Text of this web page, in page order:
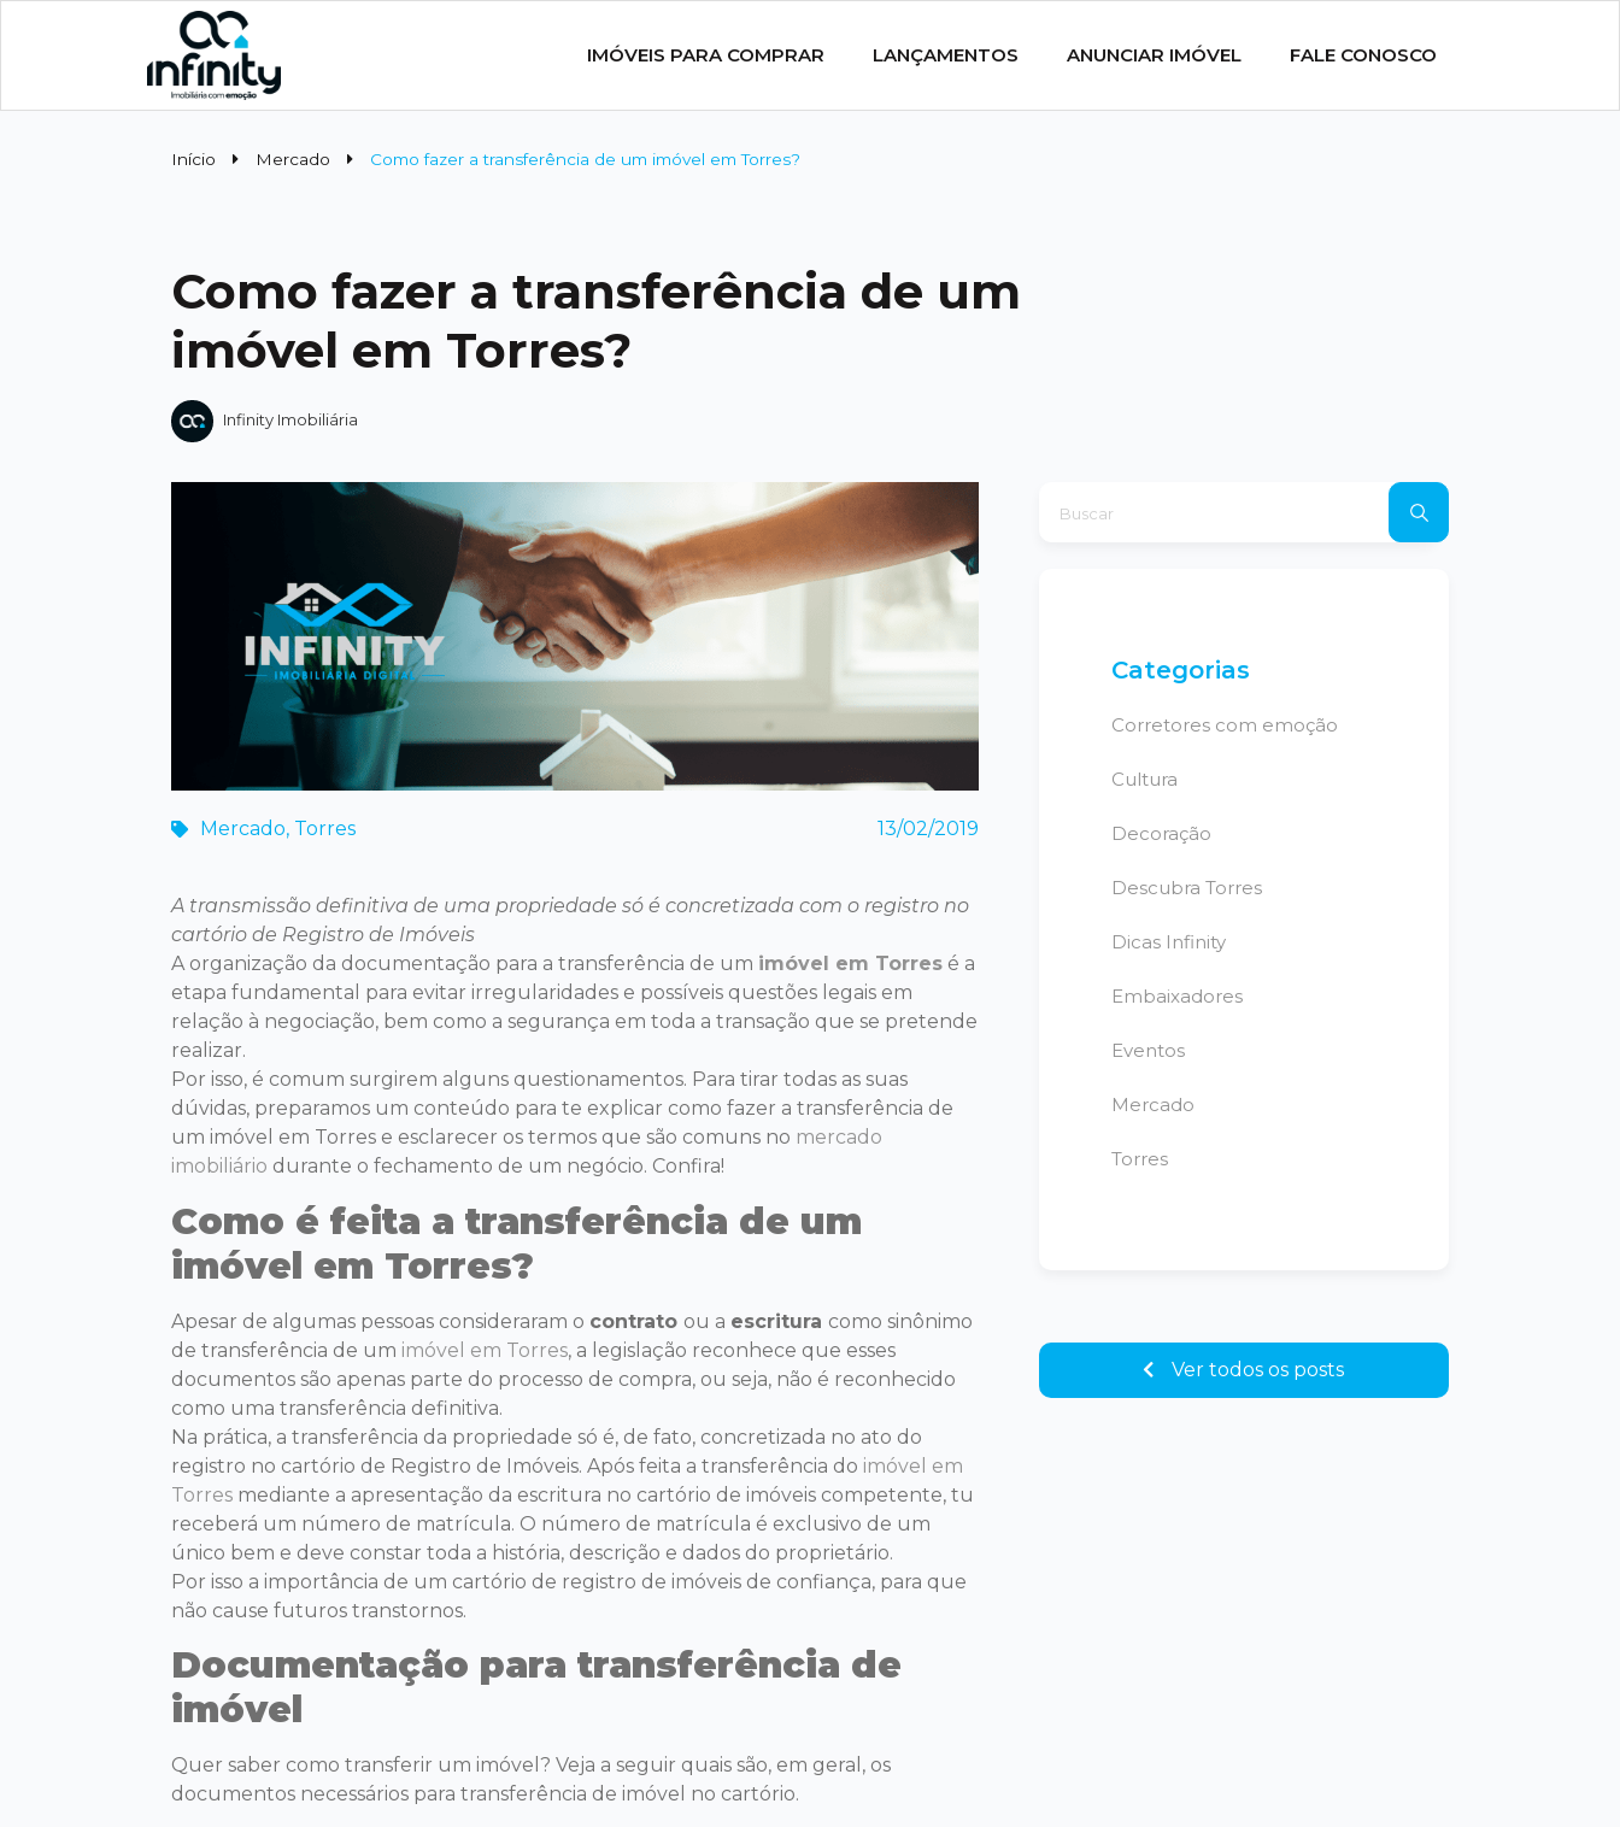
IMÓVEIS PARA COMPRAR LANÇAMENTOS ANUNCIAR IMÓVEL FALE CONOSCO
Início Mercado Como fazer a transferência de um imóvel em Torres?
Como fazer a transferência de um
imóvel em Torres?
Infinity Imobiliária
Mercado, Torres 13/02/2019
A transmissão definitiva de uma propriedade só é concretizada com o registro no
cartório de Registro de Imóveis
A organização da documentação para a transferência de um imóvel em Torres é a
etapa fundamental para evitar irregularidades e possíveis questões legais em
relação à negociação, bem como a segurança em toda a transação que se pretende
realizar.
Por isso, é comum surgirem alguns questionamentos. Para tirar todas as suas
dúvidas, preparamos um conteúdo para te explicar como fazer a transferência de
um imóvel em Torres e esclarecer os termos que são comuns no mercado
imobiliário durante o fechamento de um negócio. Confira!
Como é feita a transferência de um
imóvel em Torres?
Apesar de algumas pessoas consideraram o contrato ou a escritura como sinônimo
de transferência de um imóvel em Torres, a legislação reconhece que esses
documentos são apenas parte do processo de compra, ou seja, não é reconhecido
como uma transferência definitiva.
Na prática, a transferência da propriedade só é, de fato, concretizada no ato do
registro no cartório de Registro de Imóveis. Após feita a transferência do imóvel em
Torres mediante a apresentação da escritura no cartório de imóveis competente, tu
receberá um número de matrícula. O número de matrícula é exclusivo de um
único bem e deve constar toda a história, descrição e dados do proprietário.
Por isso a importância de um cartório de registro de imóveis de confiança, para que
não cause futuros transtornos.
Documentação para transferência de
imóvel
Quer saber como transferir um imóvel? Veja a seguir quais são, em geral, os
documentos necessários para transferência de imóvel no cartório.
Categorias
Corretores com emoção
Cultura
Decoração
Descubra Torres
Dicas Infinity
Embaixadores
Eventos
Mercado
Torres
Ver todos os posts